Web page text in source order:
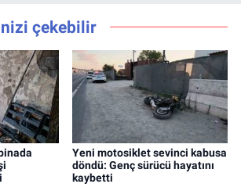
çekebilir
Yeni motosiklet sevinci kabusa
döndü: Genç sürücü hayatını
kaybetti